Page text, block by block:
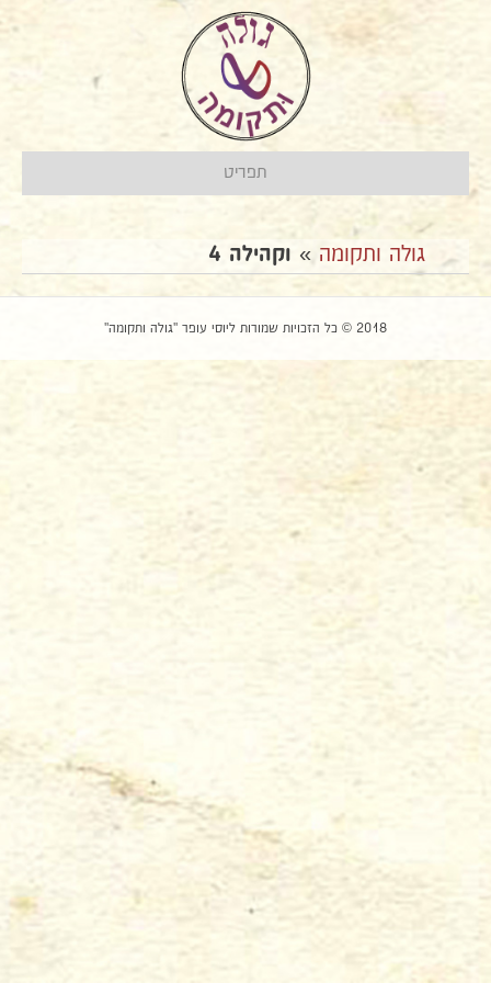
תפריט
גולה ותקומה » וקהילה 4
2018 © כל הזכויות שמורות ליוסי עופר "גולה ותקומה"